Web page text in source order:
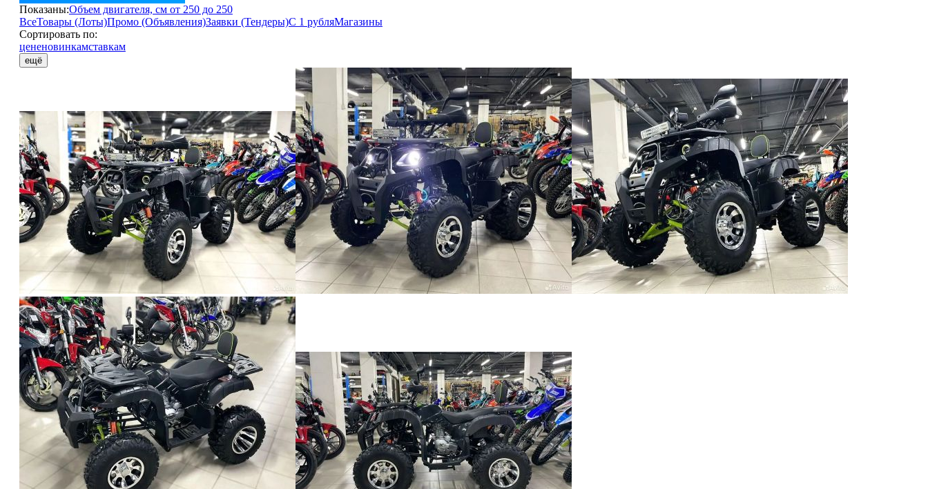
Показаны:Объем двигателя, см от 250 до 250
ВсеТовары (Лоты)Промо (Объявления)Заявки (Тендеры)С 1 рубляМагазины
Сортировать по:
цененовинкамставкам
ещё